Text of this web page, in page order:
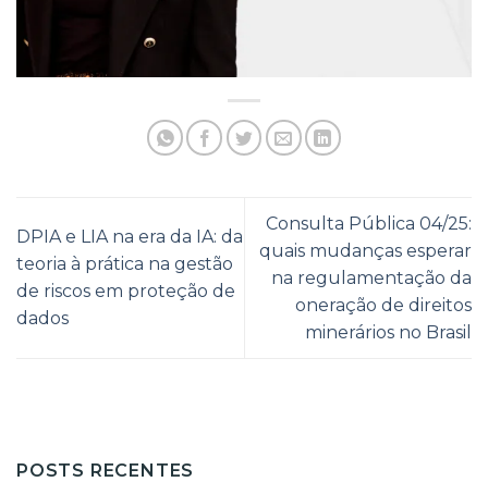
DPIA e LIA na era da IA: da
teoria à prática na gestão
de riscos em proteção de
dados
Consulta Pública 04/25:
quais mudanças esperar
na regulamentação da
oneração de direitos
minerários no Brasil
POSTS RECENTES